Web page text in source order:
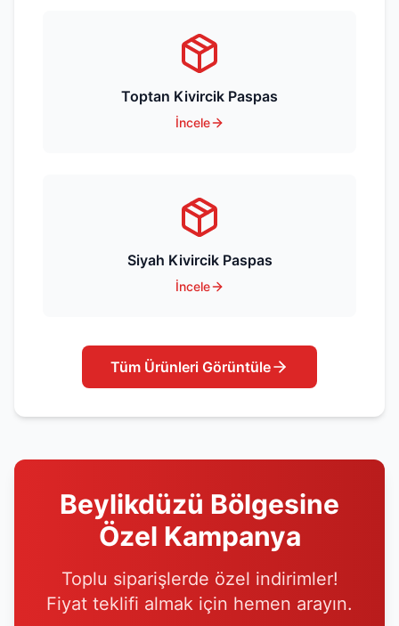
Toptan Kivircik Paspas
İncele
Siyah Kivircik Paspas
İncele
Tüm Ürünleri Görüntüle
Beylikdüzü Bölgesine
Özel Kampanya
Toplu siparişlerde özel indirimler!
Fiyat teklifi almak için hemen arayın.